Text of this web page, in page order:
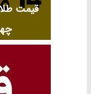
قیمت